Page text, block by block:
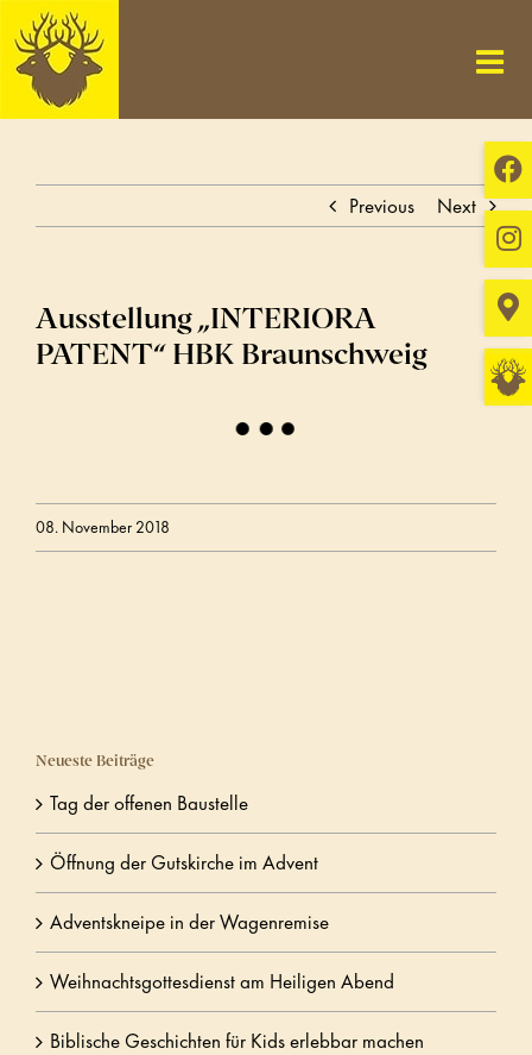
Skip
to
content
Previous Next
Ausstellung „INTERIORA
PATENT“ HBK Braunschweig
08. November 2018
Neueste Beiträge
Tag der offenen Baustelle
Öffnung der Gutskirche im Advent
Adventskneipe in der Wagenremise
Weihnachtsgottesdienst am Heiligen Abend
Biblische Geschichten für Kids erlebbar machen